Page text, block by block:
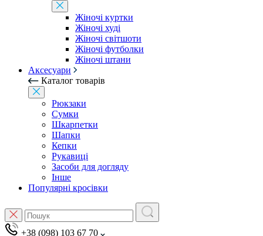
Жіночі куртки
Жіночі худі
Жіночі світшоти
Жіночі футболки
Жіночі штани
Аксесуари
Каталог товарів
Рюкзаки
Сумки
Шкарпетки
Шапки
Кепки
Рукавиці
Засоби для догляду
Інше
Популярні кросівки
+38 (098) 103 67 70